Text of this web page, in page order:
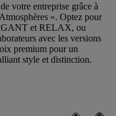
votre entreprise grâce à
». Optez pour
et RELAX, ou
avec les versions
premium pour un
style et distinction.